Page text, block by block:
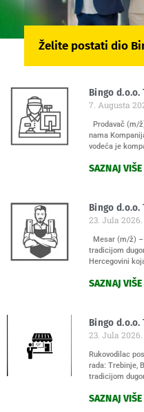
Želite postati dio
Bingo
7. Augusta
Prodavač (m/
nama
vodeća je
SAZNAJ VIŠE
Bingo
23. Jula 2026.
Mesar (m/ž) –
tradicijom
Hercegovini
SAZNAJ VIŠE
Bingo
23. Jula 2026.
Rukovodilac
rada: Trebinje,
tradicijom
SAZNAJ VIŠE